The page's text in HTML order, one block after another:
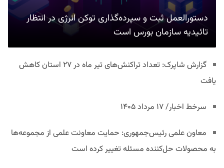
دستورالعمل ثبت و سپرده‌گذاری توکن انرژی در انتظار
تائیدیه سازمان بورس است
گزارش شاپرک: تعداد تراکنش‌های تیر ماه در ۲۷ استان‌ کاهش
یافت
سرخط اخبار/ ۱۷ مرداد ۱۴۰۵
معاون علمی رئیس‌جمهوری: حمایت معاونت علمی از مجموعه‌ها
به محصولات حل‌کننده مسئله تغییر کرده است